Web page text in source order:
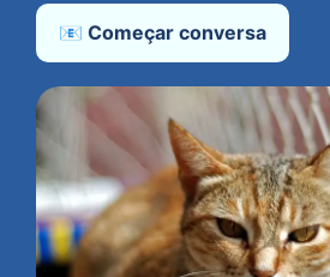
📧 Começar conversa